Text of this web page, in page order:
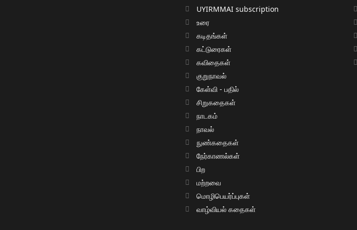
UYIRMMAI subscription
உரை
கடிதங்கள்
கட்டுரைகள்
கவிதைகள்
குறுநாவல்
கேள்வி - பதில்
சிறுகதைகள்
நாடகம்
நாவல்
நுண்கதைகள்
நேர்காணல்கள்
பிற
மற்றவை
மொழிபெயர்ப்புகள்
வாழ்வியல் கதைகள்